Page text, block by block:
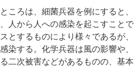
ころは、細菌兵器を例にすると、
人から人への感染を起こすことで
とするものにより様々であるが、
染する。化学兵器は風の影響や、
二次被害などがあるものの、基本